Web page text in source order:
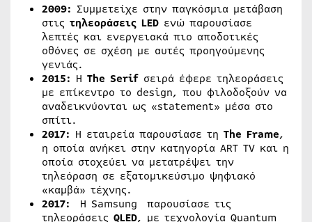
2009: Συμμετείχε στην παγκόσμια μετάβαση
στις τηλεοράσεις LED ενώ παρουσίασε
λεπτές και ενεργειακά πιο αποδοτικές
οθόνες σε σχέση με αυτές προηγούμενης
γενιάς.
2015: Η The Serif σειρά έφερε τηλεοράσεις
με επίκεντρο το design, που φιλοδοξούν να
αναδεικνύονται ως «statement» μέσα στο
σπίτι.
2017: Η εταιρεία παρουσίασε τη The Frame,
η οποία ανήκει στην κατηγορία ART TV και η
οποία στοχεύει να μετατρέψει την
τηλεόραση σε εξατομικεύσιμο ψηφιακό
«καμβά» τέχνης.
2017: Η Samsung παρουσίασε τις
τηλεοράσεις QLED, με τεχνολογία Quantum